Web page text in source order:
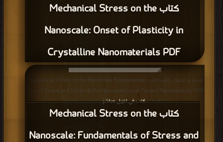
كتاب Mechanical Stress on the
Nanoscale: Onset of Plasticity in
Crystalline Nanomaterials PDF
كتاب Mechanical Stress on the
Nanoscale: Fundamentals of Stress and
قراءة و تحميل كتاب كتاب Mechanical Stress on the Nanoscale: Fundamentals
| مكتبة >كتب في تنزيل مباشر| التحميل : مرة/مرات